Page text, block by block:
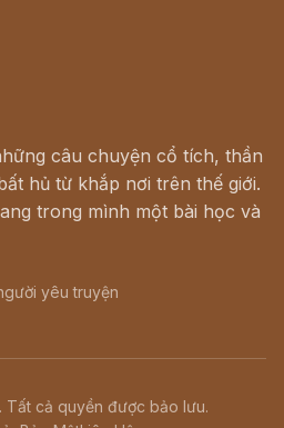
câu chuyện cổ tích, thần
hủ từ khắp nơi trên thế giới.
trong mình một bài học và
yêu truyện
Tất cả quyền được bảo lưu.